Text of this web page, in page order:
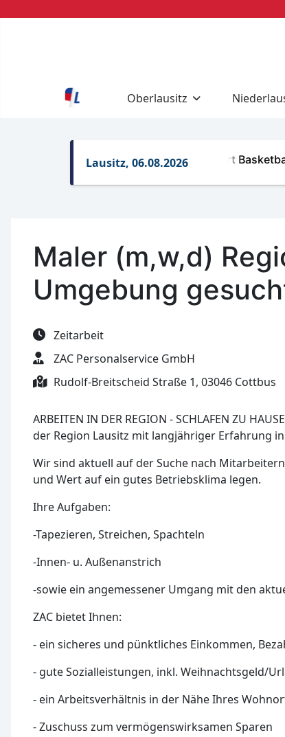
Oberlausitz
Lausitz, 06.08.2026
BTU-Mathe optimiert Basketball
Maler (m,w,d)
Umgebung
Zeitarbeit
ZAC Personalservice GmbH
Rudolf-Breitscheid Straße 1, 03046 Cottbus
ARBEITEN IN DER REGION - SCHLAFEN ZU
der Region Lausitz mit langjähriger Erfahrung
Wir sind aktuell auf der Suche nach
und Wert auf ein gutes Betriebsklima legen.
Ihre Aufgaben:
-Tapezieren, Streichen, Spachteln
-Innen- u. Außenanstrich
-sowie ein angemessener Umgang mit den
ZAC bietet Ihnen:
- ein sicheres und pünktliches Einkommen,
- gute Sozialleistungen, inkl. Weihnachtsgeld/
- ein Arbeitsverhältnis in der Nähe Ihres
- Zuschuss zum vermögenswirksamen Sparen